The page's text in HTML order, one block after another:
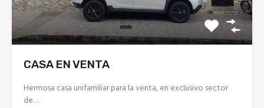
CASA EN VENTA
Hermosa casa unifamiliar para la venta, en exclusivo sector
de…